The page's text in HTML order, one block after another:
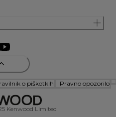
o piškotkih Pravno opozorilo
Kenwood Limited